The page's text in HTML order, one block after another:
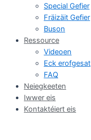
Special Gefier
Fräizäit Gefier
Buson
Ressource
Videoen
Eck erofgesat
FAQ
Neiegkeeten
Iwwer eis
Kontaktéiert eis